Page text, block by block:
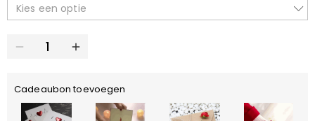
Kies een optie
Cadeaubon toevoegen